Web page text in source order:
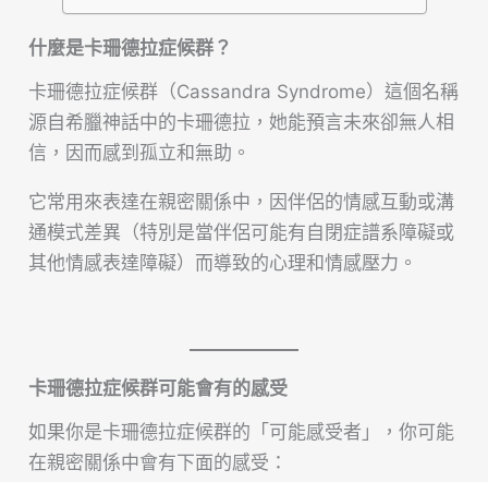
什麼是卡珊德拉症候群？
卡珊德拉症候群（Cassandra Syndrome）這個名稱
源自希臘神話中的卡珊德拉，她能預言未來卻無人相
信，因而感到孤立和無助。
它常用來表達在親密關係中，因伴侶的情感互動或溝
通模式差異（特別是當伴侶可能有自閉症譜系障礙或
其他情感表達障礙）而導致的心理和情感壓力。
卡珊德拉症候群可能會有的感受
如果你是卡珊德拉症候群的「可能感受者」，你可能
在親密關係中會有下面的感受：